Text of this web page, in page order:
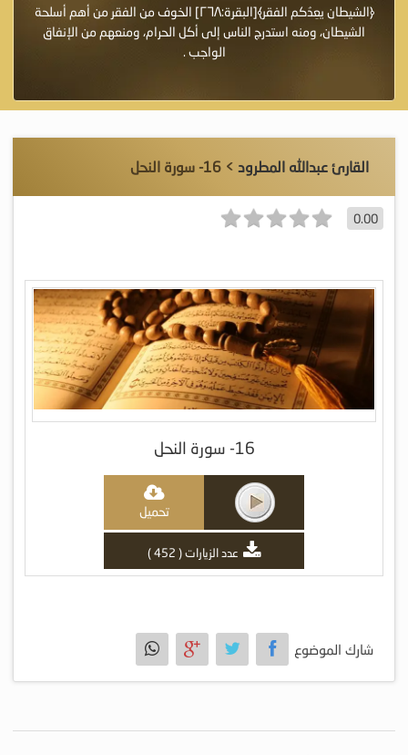
﴿الشيطان يعِدُكم الفقر﴾[البقرة:٢٦٨] الخوف من الفقر من أهم أسلحة
الشيطان، ومنه استدرج الناس إلى أكل الحرام، ومنعهم من الإنفاق
الواجب .
القارئ عبدالله المطرود > 16- سورة النحل
0.00
16- سورة النحل
تحميل
عدد الزيارات ( 452 )
شارك الموضوع